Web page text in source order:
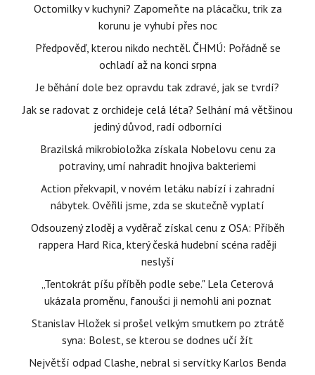
Octomilky v kuchyni? Zapomeňte na plácačku, trik za
korunu je vyhubí přes noc
Předpověď, kterou nikdo nechtěl. ČHMÚ: Pořádně se
ochladí až na konci srpna
Je běhání dole bez opravdu tak zdravé, jak se tvrdí?
Jak se radovat z orchideje celá léta? Selhání má většinou
jediný důvod, radí odborníci
Brazilská mikrobioložka získala Nobelovu cenu za
potraviny, umí nahradit hnojiva bakteriemi
Action překvapil, v novém letáku nabízí i zahradní
nábytek. Ověřili jsme, zda se skutečně vyplatí
Odsouzený zloděj a vyděrač získal cenu z OSA: Příběh
rappera Hard Rica, který česká hudební scéna raději
neslyší
„Tentokrát píšu příběh podle sebe." Lela Ceterová
ukázala proměnu, fanoušci ji nemohli ani poznat
Stanislav Hložek si prošel velkým smutkem po ztrátě
syna: Bolest, se kterou se dodnes učí žít
Největší odpad Clashe, nebral si servítky Karlos Benda